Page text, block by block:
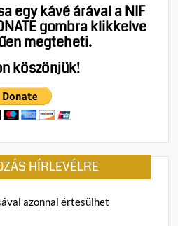
egy kávé árával a NIF
gombra klikkelve
megteheti.
köszönjük!
HÍRLEVÉLRE
azonnal értesülhet